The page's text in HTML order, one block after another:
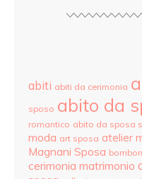
abiti abiti da cerimonia
sposo abito da
romantico abito da sposa
moda art sposa atelier
Magnani Sposa
cerimonia matrimonio